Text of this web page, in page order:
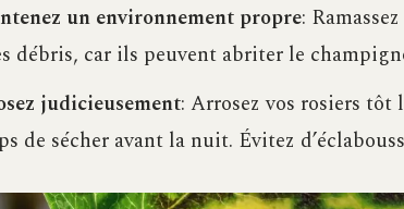
un environnement propre:
débris, car ils peuvent abriter le
judicieusement: Arrosez vos rosiers
de sécher avant la nuit. Évitez